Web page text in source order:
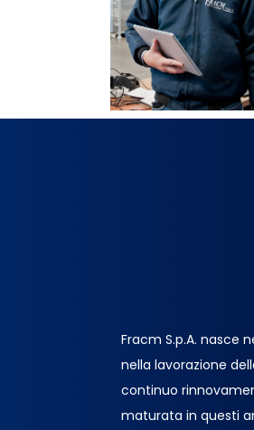
Fracm S.p.A. nasce
nella lavorazione
continuo
maturata in questi